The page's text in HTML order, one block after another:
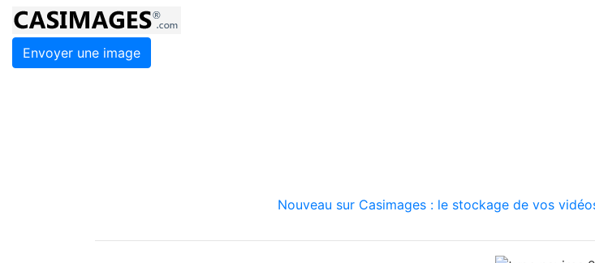
Envoyer une image
Nouveau sur Casimages : le stockage de vos